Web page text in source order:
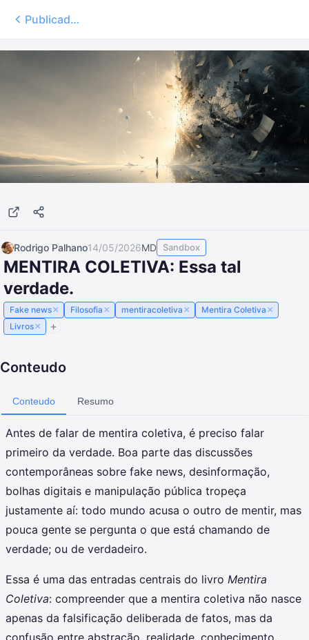
Publicados
Rodrigo Palhano14/05/2026MD Sandbox
MENTIRA COLETIVA: Essa tal
verdade.
Fake news× Filosofia × mentiracoletiva × Mentira Coletiva ×
Livros×
Conteudo
Conteudo Resumo
Antes de falar de mentira coletiva, é preciso falar
primeiro da verdade. Boa parte das discussões
contemporâneas sobre fake news, desinformação,
bolhas digitais e manipulação pública tropeça
justamente aí: todo mundo acusa o outro de mentir, mas
pouca gente se pergunta o que está chamando de
verdade; ou de verdadeiro.
Essa é uma das entradas centrais do livro Mentira
Coletiva: compreender que a mentira coletiva não nasce
apenas da falsificação deliberada de fatos, mas da